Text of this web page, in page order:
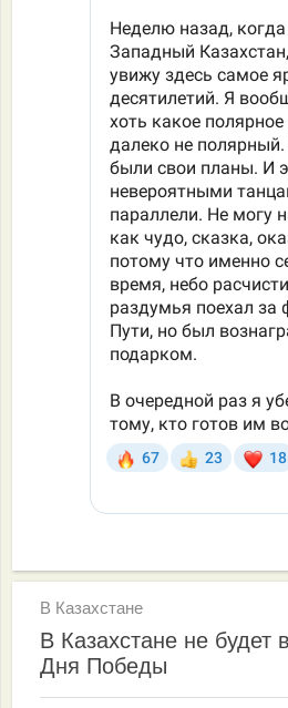
В Казахстане
В Казахстане не будет
Дня Победы